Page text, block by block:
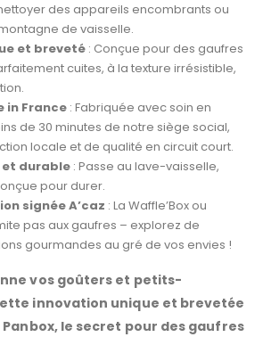
des appareils encombrants ou
de vaisselle.
et breveté: Conçue pour des gaufres
cuites, à la texture irrésistible,
in France: Fabriquée avec soin en
de 30 minutes de notre siège social,
locale et de qualité en circuit court.
durable: Passe au lave-vaisselle,
pour durer.
signée A’caz : La Waffle’Box ou
pas aux gaufres – explorez de
gourmandes au gré de vos envies !
vos goûters et petits-
innovation unique et brevetée
Panbox, le secret pour des gaufres